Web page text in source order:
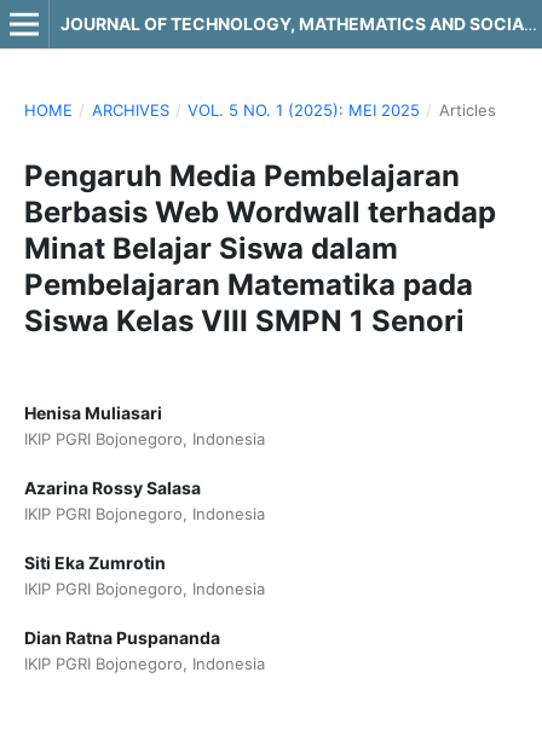
JOURNAL OF TECHNOLOGY, MATHEMATICS AND SOCIAL SCIENCE
HOME / ARCHIVES / VOL. 5 NO. 1 (2025): MEI 2025 / Articles
Pengaruh Media Pembelajaran
Berbasis Web Wordwall terhadap
Minat Belajar Siswa dalam
Pembelajaran Matematika pada
Siswa Kelas VIII SMPN 1 Senori
Henisa Muliasari
IKIP PGRI Bojonegoro, Indonesia
Azarina Rossy Salasa
IKIP PGRI Bojonegoro, Indonesia
Siti Eka Zumrotin
IKIP PGRI Bojonegoro, Indonesia
Dian Ratna Puspananda
IKIP PGRI Bojonegoro, Indonesia